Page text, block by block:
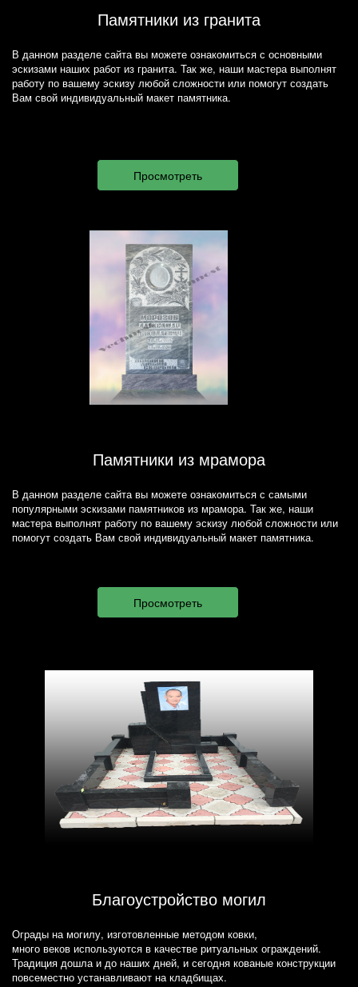
Памятники из гранита
В данном разделе сайта вы можете ознакомиться с основными
эскизами наших работ из гранита. Так же, наши мастера выполнят
работу по вашему эскизу любой сложности или помогут создать
Вам свой индивидуальный макет памятника.
Памятники из мрамора
В данном разделе сайта вы можете ознакомиться с самыми
популярными эскизами памятников из мрамора. Так же, наши
мастера выполнят работу по вашему эскизу любой сложности или
помогут создать Вам свой индивидуальный макет памятника.
Благоустройство могил
Ограды на могилу, изготовленные методом ковки,
много веков используются в качестве ритуальных ограждений.
Традиция дошла и до наших дней, и сегодня кованые конструкции
повсеместно устанавливают на кладбищах.